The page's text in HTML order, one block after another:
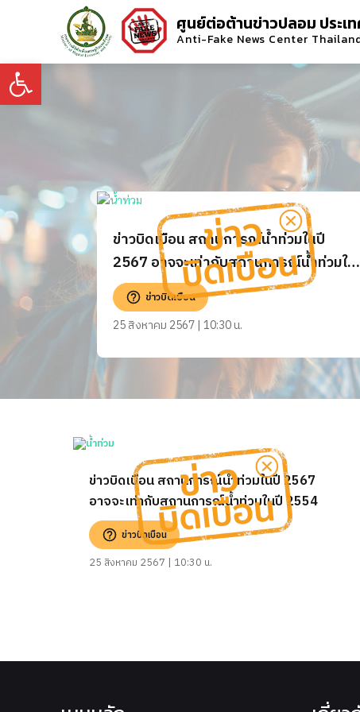
Open toolbar
ศูนย์ต่อต้านข่าวปลอม ประเ
Anti-Fake News Center
ข่าวบิดเบือน สถานการณ์น้ำท่วมในปี
2567 อาจจะเท่ากับสถานการณ์น้ำท่วมใน
ปี 2554ข่าวบิดเบือน
25 สิงหาคม 2567 | 10:30 น.
ข่าวบิดเบือน สถานการณ์น้ำท่วมในปี 2567
อาจจะเท่ากับสถานการณ์น้ำท่วมในปี 2554
ข่าวบิดเบือน
25 สิงหาคม 2567 | 10:30 น.